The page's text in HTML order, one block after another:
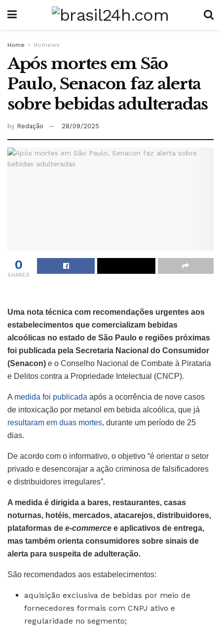
Home Hotnews
Após mortes em São
Paulo, Senacon faz alerta
sobre bebidas adulteradas
by Redação 28/09/2025
0
SHARES
Uma nota técnica com recomendações urgentes aos
estabelecimentos que comercializam bebidas
alcoólicas no estado de São Paulo e regiões próximas
foi publicada pela Secretaria Nacional do Consumidor
(Senacon) e o Conselho Nacional de Combate à Pirataria
e Delitos contra a Propriedade Intelectual (CNCP).
A medida foi publicada após a ocorrência de nove casos
de intoxicação por metanol em bebida alcoólica, que já
resultaram em duas mortes, durante um período de 25
dias.
De acordo com o informativo, o objetivo “é orientar o setor
privado e desencorajar a ação criminosa de falsificadores
e distribuidores irregulares”.
A medida é dirigida a bares, restaurantes, casas
noturnas, hotéis, mercados, atacarejos, distribuidores,
plataformas de e-commerce e aplicativos de entrega,
mas também orienta consumidores sobre sinais de
alerta para suspeita de adulteração.
São recomendados aos estabelecimentos:
aquisição exclusiva de bebidas por meio de
fornecedores formais com CNPJ ativo e
regularidade no segmento;